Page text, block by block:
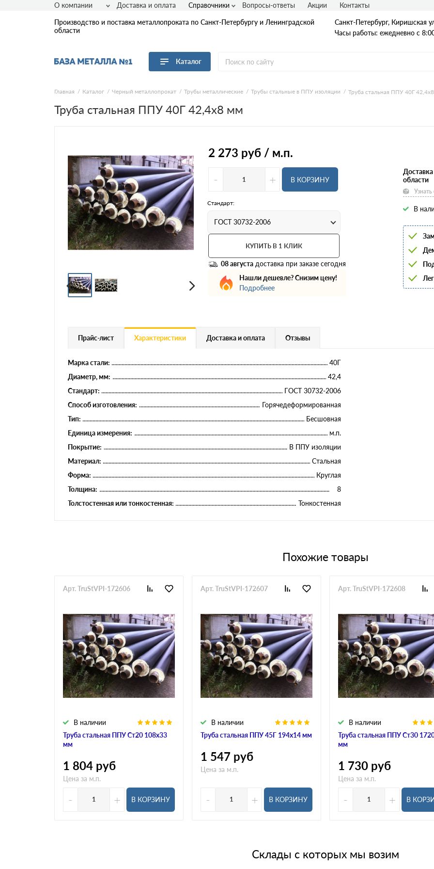
Производство и поставка металлопроката по Санкт-Петербургу и Ленинградской
области
Санкт-Петербург, Киришская
Часы работы: ежедневно с
Каталог
Перейти в каталог
Арматура
Сортовой прокат
Фасонный прокат
Оцинкованный прокат
Рулонная сталь
Винтовые сваи
Профнастил
Евроштакетник
Цветной металлопрокат
Гладкая А1
A400
25Г2С
А500С
Для фундамента
Композитная арматура
6
16
20
22
О компании Доставка и оплата Справочники Вопросы-ответы Акции Контакты
Главная Каталог Черный металлопрокат Трубы металлические Трубы стальные в ППУ изоляции Труба стальная ППУ 40Г
Труба стальная ППУ 40Г 42,4х8 мм
2 273 руб / м.п.
- + В КОРЗИНУ
Стандарт:
ГОСТ 30732-2006
КУПИТЬ В 1 КЛИК
08 августа доставка при заказе сегодня
Нашли дешевле? Снизим цену!
Подробнее
области
В
Прайс-лист Характеристики Доставка и оплата Отзывы
Марка стали:
40Г
Диаметр, мм:
42,4
Стандарт:
ГОСТ 30732-2006
Способ изготовления:
Горячедеформированная
Тип:
Бесшовная
Единица измерения:
м.п.
Покрытие:
В ППУ изоляции
Материал:
Стальная
Форма:
Круглая
Толщина:
8
Толстостенная или тонкостенная:
Тонкостенная
Похожие товары
Труба стальная ППУ Ст20 108х33
мм
В наличии
Арт. TruStVPI-172606
1 804 руб
Цена за м.п.
- + В КОРЗИНУ
Труба стальная ППУ 45Г 194х14 мм
В наличии
Арт. TruStVPI-172607
1 547 руб
Цена за м.п.
- + В КОРЗИНУ
Труба стальная ППУ Ст30
мм
В наличии
Арт. TruStVPI-172608
1 730 руб
Цена за м.п.
- + В
Склады с которых мы возим